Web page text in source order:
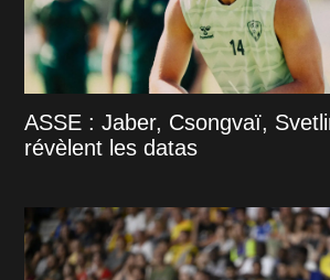
ASSE : Jaber, Csongvaï,
révèlent les datas